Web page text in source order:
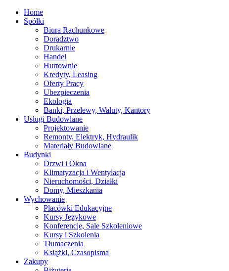
Home
Spółki
Biura Rachunkowe
Doradztwo
Drukarnie
Handel
Hurtownie
Kredyty, Leasing
Oferty Pracy
Ubezpieczenia
Ekologia
Banki, Przelewy, Waluty, Kantory
Usługi Budowlane
Projektowanie
Remonty, Elektryk, Hydraulik
Materiały Budowlane
Budynki
Drzwi i Okna
Klimatyzacja i Wentylacja
Nieruchomości, Działki
Domy, Mieszkania
Wychowanie
Placówki Edukacyjne
Kursy Językowe
Konferencje, Sale Szkoleniowe
Kursy i Szkolenia
Tłumaczenia
Książki, Czasopisma
Zakupy